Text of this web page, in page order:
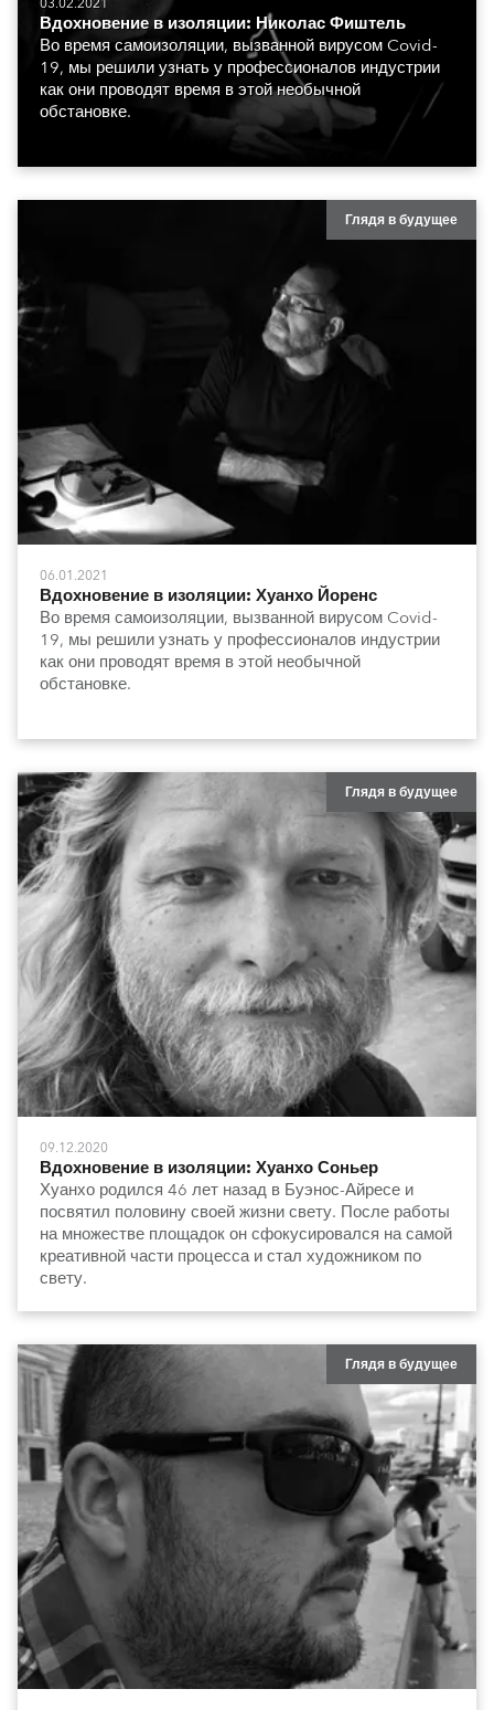
Вдохновение в изоляции: Николас Фиштель
Во время самоизоляции, вызванной вирусом Covid-
19, мы решили узнать у профессионалов индустрии
как они проводят время в этой необычной
обстановке.
Глядя в будущее
06.01.2021
Вдохновение в изоляции: Хуанхо Йоренс
Во время самоизоляции, вызванной вирусом Covid-
19, мы решили узнать у профессионалов индустрии
как они проводят время в этой необычной
обстановке.
Глядя в будущее
09.12.2020
Вдохновение в изоляции: Хуанхо Соньер
Хуанхо родился 46 лет назад в Буэнос-Айресе и
посвятил половину своей жизни свету. После работы
на множестве площадок он сфокусировался на самой
креативной части процесса и стал художником по
свету.
Глядя в будущее